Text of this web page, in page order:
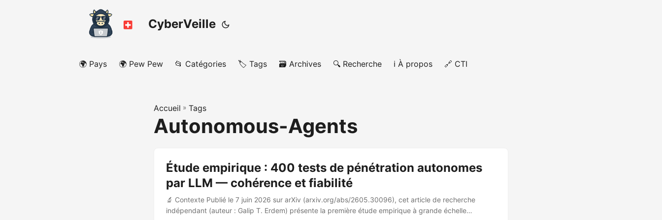
CyberVeille
🌍 Pays 🌍 Pew Pew 📂 Catégories 🏷️ Tags 🗃️ Archives 🔍 Recherche ℹ️ À propos 🔗 CTI
Accueil » Tags
Autonomous-Agents
Étude empirique : 400 tests de pénétration autonomes
par LLM — cohérence et fiabilité
🔬 Contexte Publié le 7 juin 2026 sur arXiv (arxiv.org/abs/2605.30096), cet article de recherche
indépendant (auteur : Galip T. Erdem) présente la première étude empirique à grande échelle